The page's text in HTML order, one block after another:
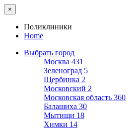
×
Поликлиники
Home
Выбрать город
Москва 431
Зеленоград 5
Щербинка 2
Московский 2
Московская область 360
Балашиха 30
Мытищи 18
Химки 14